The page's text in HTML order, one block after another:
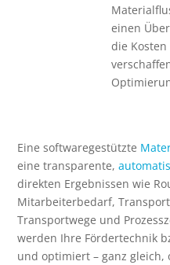
einen
die
Eine softwaregestützte
eine transparente,
direkten Ergebnissen wie
Mitarbeiterbedarf,
Transportwege und
werden Ihre Fördertechnik
und optimiert – ganz gleich,